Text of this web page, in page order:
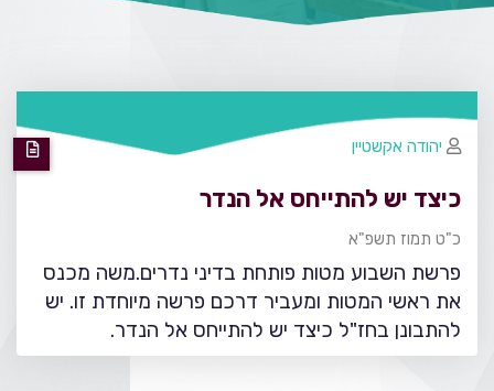
כיצד יש להתייחס אל הנדר
כ"ט תמוז תשפ"א
פרשת השבוע מטות פותחת בדיני נדרים.משה מכנס
את ראשי המטות ומעביר דרכם פרשה מיוחדת זו. יש
להתבונן בחז"ל כיצד יש להתייחס אל הנדר.
יהודה אקשטיין